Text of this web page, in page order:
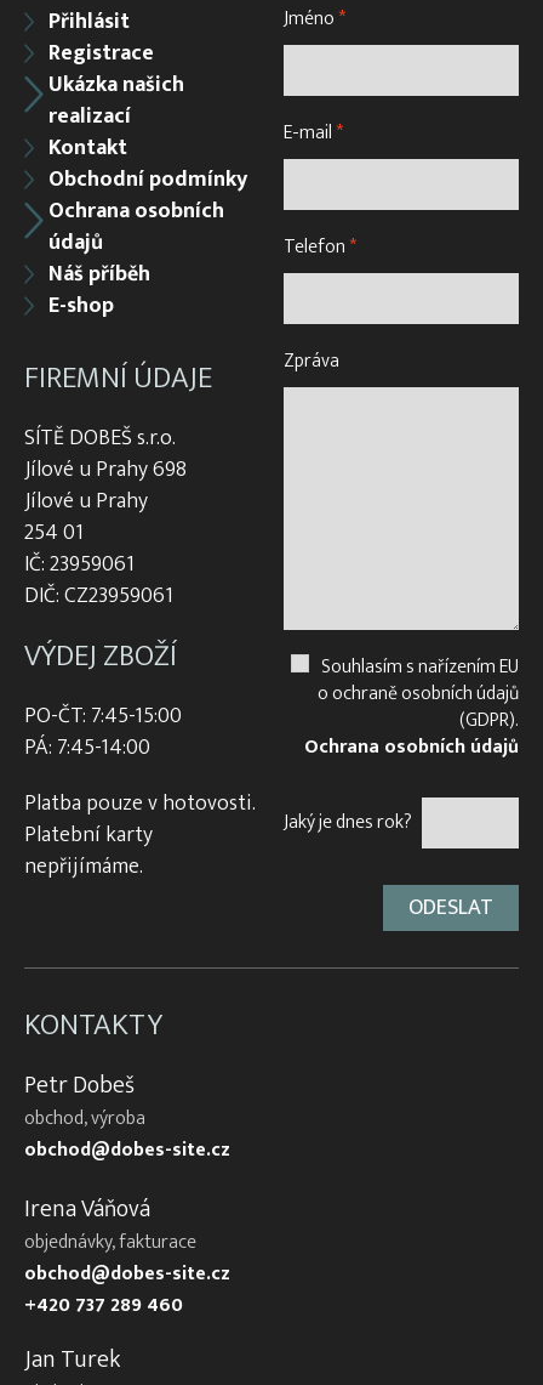
Přihlásit
Registrace
Ukázka našich
realizací
Kontakt
Obchodní podmínky
Ochrana osobních
údajů
Náš příběh
E-shop
FIREMNÍ ÚDAJE
SÍTĚ DOBEŠ s.r.o.
Jílové u Prahy 698
Jílové u Prahy
254 01
IČ: 23959061
DIČ: CZ23959061
VÝDEJ ZBOŽÍ
PO-ČT: 7:45-15:00
PÁ: 7:45-14:00
Platba pouze v hotovosti.
Platební karty
nepřijímáme.
Jméno*
E-mail*
Telefon*
Zpráva
Souhlasím s nařízením EU
o ochraně osobních údajů
(GDPR).
Ochrana osobních údajů
Jaký je dnes rok?
KONTAKTY
Petr Dobeš
obchod, výroba
obchod@dobes-site.cz
Irena Váňová
objednávky, fakturace
obchod@dobes-site.cz
+420 737 289 460
Jan Turek